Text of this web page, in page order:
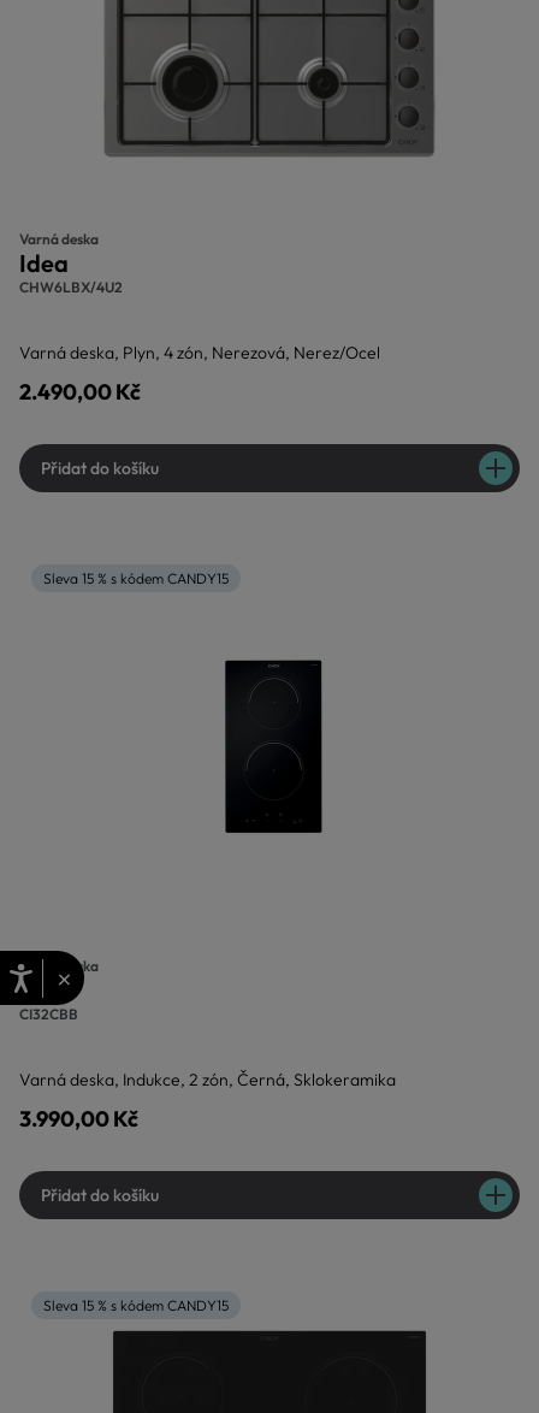
Varná deska
Idea
CHW6LBX/4U2
Varná deska, Plyn, 4 zón, Nerezová, Nerez/Ocel
2.490,00 Kč
Přidat do košíku
Sleva 15 % s kódem CANDY15
Varná deska
Idea
CI32CBB
Varná deska, Indukce, 2 zón, Černá, Sklokeramika
3.990,00 Kč
Přidat do košíku
Sleva 15 % s kódem CANDY15
×